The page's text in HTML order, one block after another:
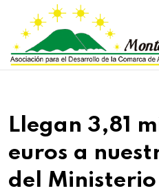
Llegan 3,81
euros a
del Ministerio